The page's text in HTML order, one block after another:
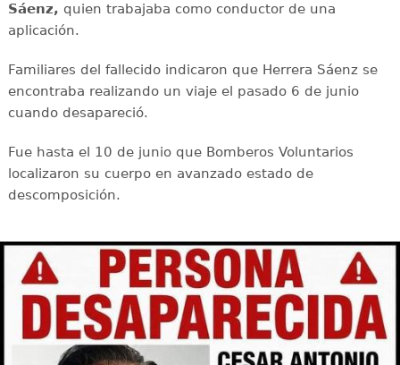
Sáenz, quien trabajaba como conductor de una
aplicación.
Familiares del fallecido indicaron que Herrera Sáenz se
encontraba realizando un viaje el pasado 6 de junio
cuando desapareció.
Fue hasta el 10 de junio que Bomberos Voluntarios
localizaron su cuerpo en avanzado estado de
descomposición.